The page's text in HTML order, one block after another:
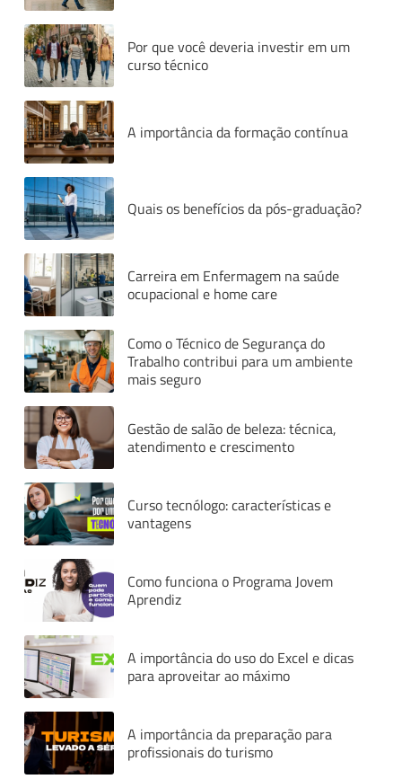
Por que você deveria investir em um
curso técnico
A importância da formação contínua
Quais os benefícios da pós-graduação?
Carreira em Enfermagem na saúde
ocupacional e home care
Como o Técnico de Segurança do
Trabalho contribui para um ambiente
mais seguro
Gestão de salão de beleza: técnica,
atendimento e crescimento
Curso tecnólogo: características e
vantagens
Como funciona o Programa Jovem
Aprendiz
A importância do uso do Excel e dicas
para aproveitar ao máximo
A importância da preparação para
profissionais do turismo